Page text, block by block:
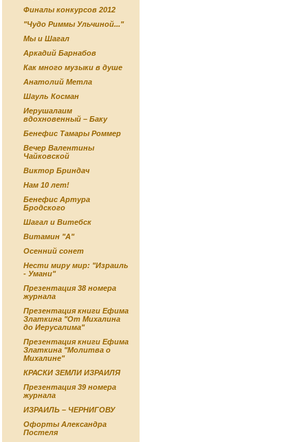
Финалы конкурсов 2012
"Чудо Риммы Ульчиной..."
Мы и Шагал
Аркадий Барнабов
Как много музыки в душе
Анатолий Метла
Шауль Косман
Иерушалаим
вдохновенный – Баку
Бенефис Тамары Роммер
Вечер Валентины
Чайковской
Виктор Бриндач
Нам 10 лет!
Бенефис Артура
Бродского
Шагал и Витебск
Витамин "А"
Осенний сонет
Нести миру мир: "Израиль
- Умани"
Презентация 38 номера
журнала
Презентация книги Ефима
Златкина "От Михалина
до Иерусалима"
Презентация книги Ефима
Златкина "Молитва о
Михалине"
КРАСКИ ЗЕМЛИ ИЗРАИЛЯ
Презентация 39 номера
журнала
ИЗРАИЛЬ – ЧЕРНИГОВУ
Офорты Александра
Постеля